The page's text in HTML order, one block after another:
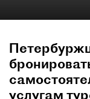
услугам